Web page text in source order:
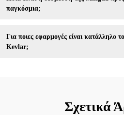
παγκόσμια;
Για ποιες εφαρμογές είναι κατάλληλο
Kevlar;
Σχετικά